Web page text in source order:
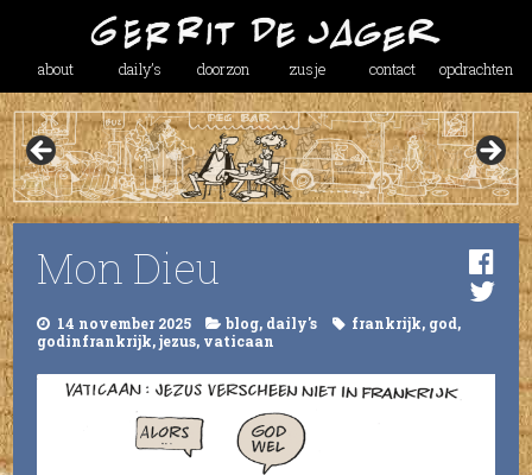
about daily’s doorzon zusje contact opdrachten
Mon Dieu
14 november 2025 blog, daily's frankrijk, god,
godinfrankrijk,jezus, vaticaan